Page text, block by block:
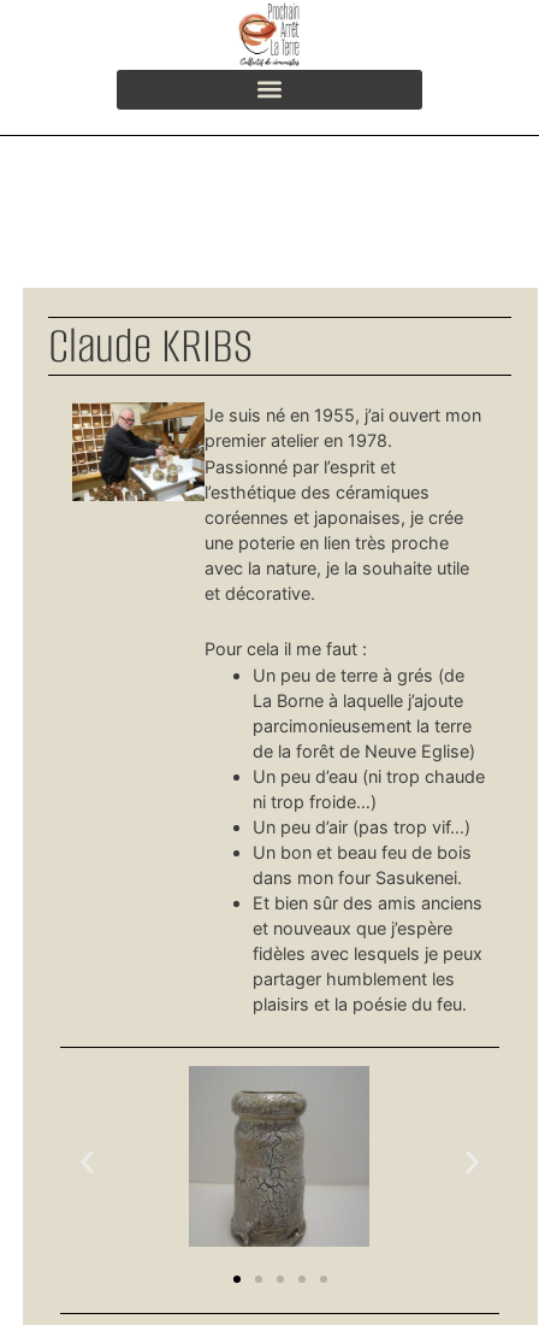
Claude KRIBS
Je suis né en 1955, j’ai ouvert mon
premier atelier en 1978.
Passionné par l’esprit et
l’esthétique des céramiques
coréennes et japonaises, je crée
une poterie en lien très proche
avec la nature, je la souhaite utile
et décorative.
Pour cela il me faut :
Un peu de terre à grés (de
La Borne à laquelle j’ajoute
parcimonieusement la terre
de la forêt de Neuve Eglise)
Un peu d’eau (ni trop chaude
ni trop froide…)
Un peu d’air (pas trop vif…)
Un bon et beau feu de bois
dans mon four Sasukenei.
Et bien sûr des amis anciens
et nouveaux que j’espère
fidèles avec lesquels je peux
partager humblement les
plaisirs et la poésie du feu.